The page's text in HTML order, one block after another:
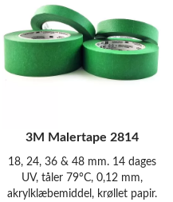
3M Malertape 2814
18, 24, 36 & 48 mm. 14 dages
UV, tåler 79°C, 0,12 mm,
akrylklæbemiddel, krøllet papir.